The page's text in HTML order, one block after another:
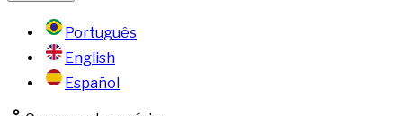
Português
English
Español